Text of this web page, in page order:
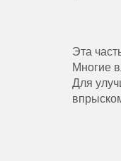
Эта
Многие
Для